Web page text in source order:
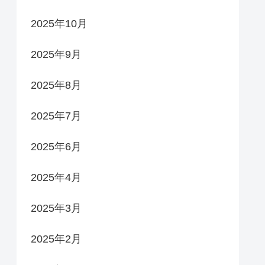
2025年10月
2025年9月
2025年8月
2025年7月
2025年6月
2025年4月
2025年3月
2025年2月